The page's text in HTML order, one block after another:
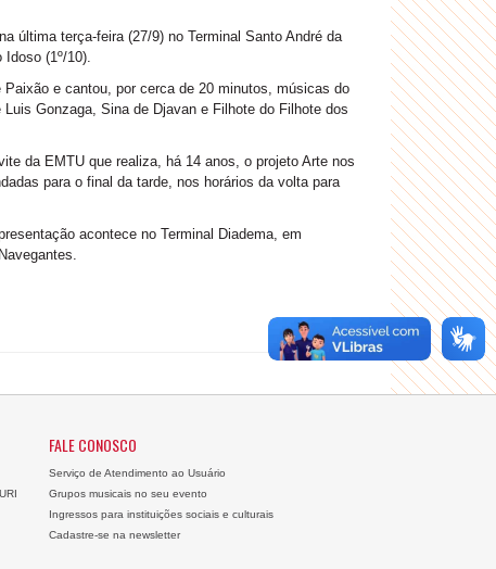
última terça-feira (27/9) no Terminal Santo André da
(1º/10).
e cantou, por cerca de 20 minutos, músicas do
Gonzaga, Sina de Djavan e Filhote do Filhote dos
da EMTU que realiza, há 14 anos, o projeto Arte nos
para o final da tarde, nos horários da volta para
acontece no Terminal Diadema, em
FALE CONOSCO
Serviço de Atendimento ao Usuário
Grupos musicais no seu evento
Ingressos para instituições sociais e culturais
Cadastre-se na newsletter